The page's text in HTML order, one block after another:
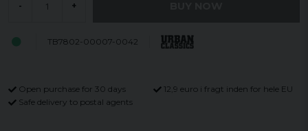
- +
TB7802-00007-0042
Open purchase for 30 days
12,9 euro i fragt inden for hele EU
Safe delivery to postal agents